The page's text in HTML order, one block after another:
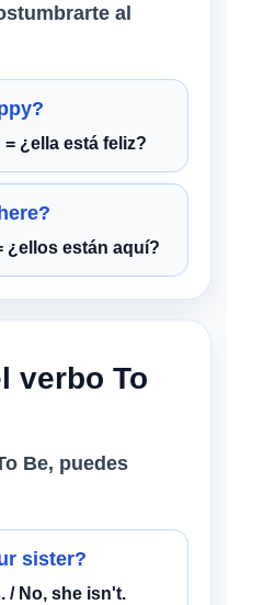
al
¿ella está feliz?
¿ellos están aquí?
verbo To
Be, puedes
sister?
/ No, she isn't.